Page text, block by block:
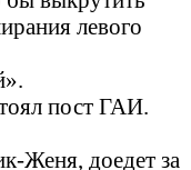
левого
пост ГАИ.
Женя, доедет за